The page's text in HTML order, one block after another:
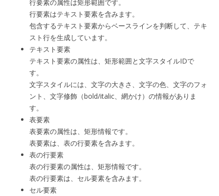
行要素の属性は矩形範囲です。
行要素はテキスト要素を含みます。
包含するテキスト要素からベースラインを判断して、テキ
スト行を生成しています。
テキスト要素
テキスト要素の属性は、矩形範囲と文字スタイルIDで
す。
文字スタイルには、文字の大きさ、文字の色、文字のフォ
ント、文字修飾（bold/italic、網かけ）の情報がありま
す。
表要素
表要素の属性は、矩形情報です。
表要素は、表の行要素を含みます。
表の行要素
表の行要素の属性は、矩形情報です。
表の行要素は、セル要素を含みます。
セル要素